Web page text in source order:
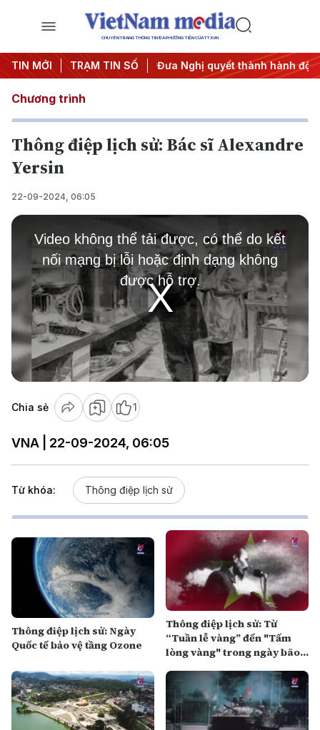
CHUYÊN TRANG THÔNG TIN ĐA PHƯƠNG TIỆN CỦA TTXVN
TIN MỚI TRẠM TIN SỐ
Trung ương 3 #Đưa Nghị quyết thành hành động
Chương trình
Thông điệp lịch sử: Bác sĩ Alexandre
Yersin
22-09-2024, 06:05
Play
Video
This
modal
window.
Video không thể tải được, có thể do kết
nối mạng bị lỗi hoặc định dạng không
được hỗ trợ.
Chia sẻ 1
VNA | 22-09-2024, 06:05
Từ khóa: Thông điệp lịch sử
Thông điệp lịch sử: Ngày
Quốc tế bảo vệ tầng Ozone
Thông điệp lịch sử: Từ
“Tuần lễ vàng” đến "Tấm
lòng vàng" trong ngày bão